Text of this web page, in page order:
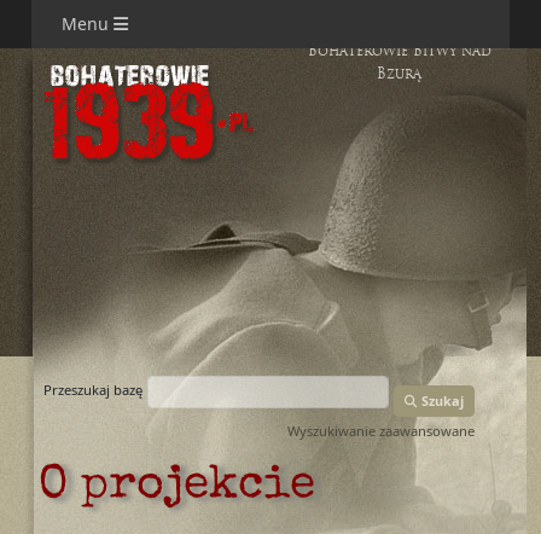
Menu
Bohaterowie Bitwy nad
Bzurą
Przeszukaj bazę
Szukaj
Wyszukiwanie zaawansowane
O projekcie